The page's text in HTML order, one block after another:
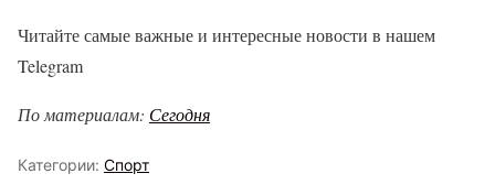
Читайте самые важные и интересные новости в нашем
Telegram
По материалам: Сегодня
Категории: Спорт